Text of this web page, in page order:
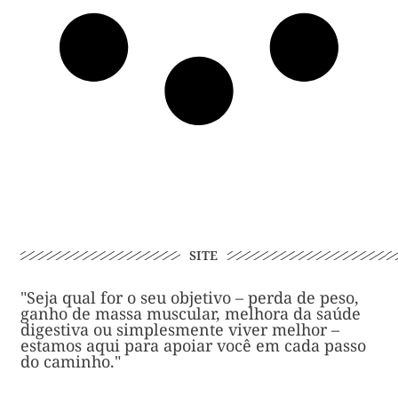
SITE
"Seja qual for o seu objetivo – perda de peso,
ganho de massa muscular, melhora da saúde
digestiva ou simplesmente viver melhor –
estamos aqui para apoiar você em cada passo
do caminho."